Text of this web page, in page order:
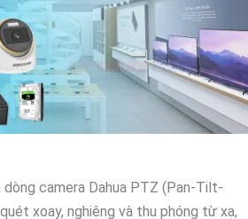
camera Dahua PTZ (Pan-Tilt-
xoay, nghiêng và thu phóng từ xa,